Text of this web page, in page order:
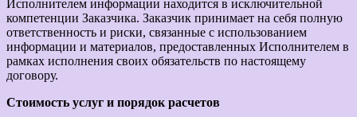
Исполнителем информации находится в исключительной
компетенции Заказчика. Заказчик принимает на себя полную
ответственность и риски, связанные с использованием
информации и материалов, предоставленных Исполнителем в
рамках исполнения своих обязательств по настоящему
договору.
Стоимость услуг и порядок расчетов